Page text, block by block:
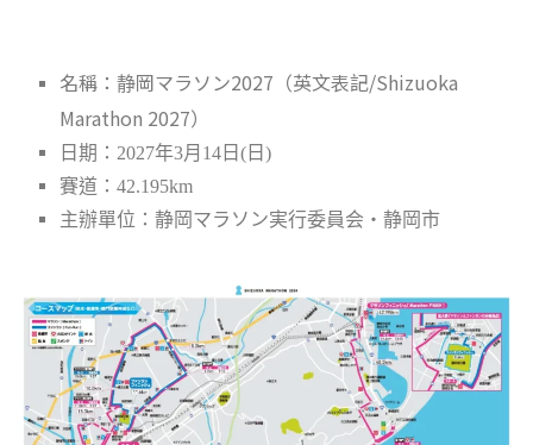
名稱： 静岡マラソン2027（英文表記/Shizuoka
Marathon 2027）
日期：2027年3月14日(日)
賽道：42.195km
主辦單位： 静岡マラソン実行委員会・静岡市